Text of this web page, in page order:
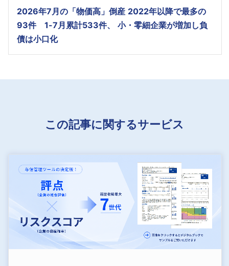
2026年7月の「物価高」倒産 2022年以降で最多の
93件 1-7月累計533件、 小・零細企業が増加し負
債は小口化
この記事に関するサービス